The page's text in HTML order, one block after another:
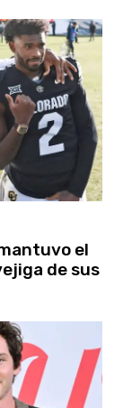
el
de sus